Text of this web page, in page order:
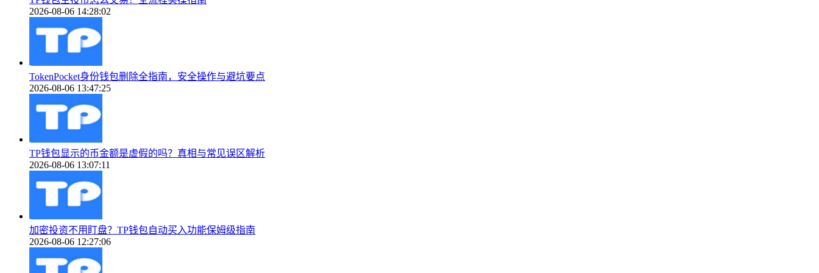
2026-08-06 14:28:02
TokenPocket身份钱包删除全指南，安全操作与避坑要点
2026-08-06 13:47:25
TP钱包显示的币金额是虚假的吗？真相与常见误区解析
2026-08-06 13:07:11
加密投资不用盯盘？TP钱包自动买入功能保姆级指南
2026-08-06 12:27:06